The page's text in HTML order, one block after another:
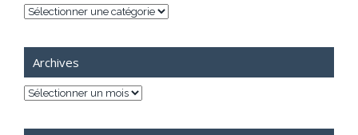
Catégories
Archives
Archives